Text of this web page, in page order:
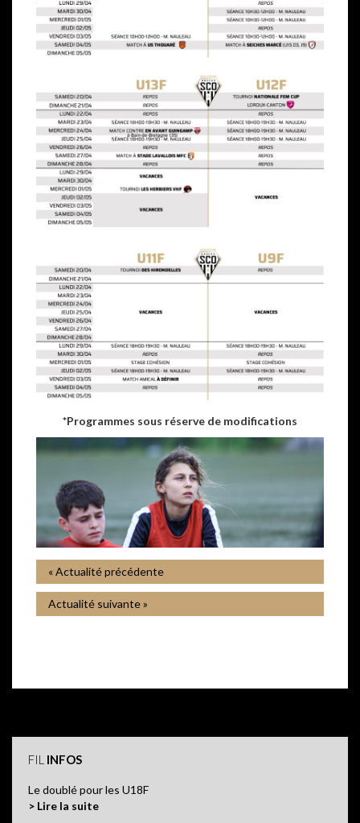
*Programmes sous réserve de modifications
« Actualité précédente
Actualité suivante »
FIL INFOS
Le doublé pour les U18F
> Lire la suite